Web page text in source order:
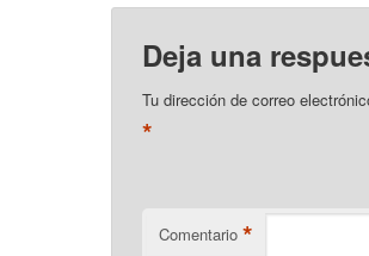
Deja una
Tu dirección de correo
*
Comentario *